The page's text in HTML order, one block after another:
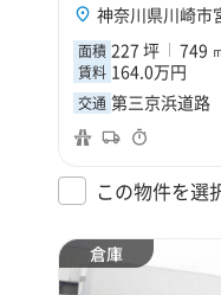
神奈川県川崎市
面積 227 坪 749
賃料 164.0万円
交通 第三京浜道
この物件を選
倉庫